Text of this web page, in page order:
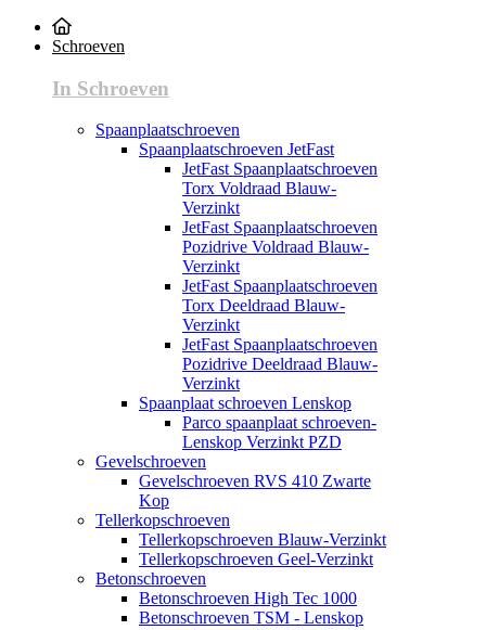
Schroeven
In Schroeven
Spaanplaatschroeven
Spaanplaatschroeven JetFast
JetFast Spaanplaatschroeven
Torx Voldraad Blauw-
Verzinkt
JetFast Spaanplaatschroeven
Pozidrive Voldraad Blauw-
Verzinkt
JetFast Spaanplaatschroeven
Torx Deeldraad Blauw-
Verzinkt
JetFast Spaanplaatschroeven
Pozidrive Deeldraad Blauw-
Verzinkt
Spaanplaat schroeven Lenskop
Parco spaanplaat schroeven-
Lenskop Verzinkt PZD
Gevelschroeven
Gevelschroeven RVS 410 Zwarte
Kop
Tellerkopschroeven
Tellerkopschroeven Blauw-Verzinkt
Tellerkopschroeven Geel-Verzinkt
Betonschroeven
Betonschroeven High Tec 1000
Betonschroeven TSM - Lenskop